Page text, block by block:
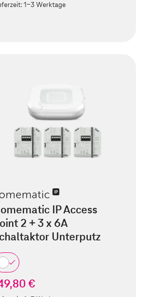
1-3 Werktage
IP Access
2 + 3 x 6A
Unterputz
€